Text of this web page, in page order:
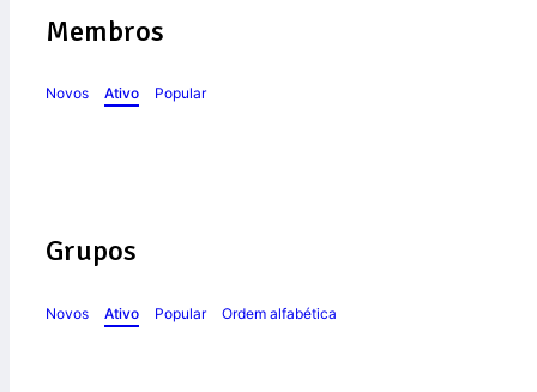
Membros
Novos Ativo Popular
Grupos
Novos Ativo Popular Ordem alfabética